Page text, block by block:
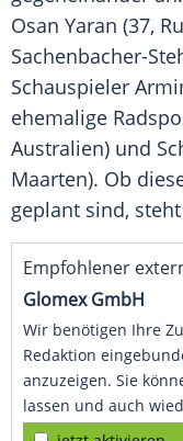
Osan Yaran (37,
Sachenbacher-
Schauspieler
ehemalige
Australien) und
Maarten). Ob
geplant sind,
Empfohlener
Glomex GmbH
Wir benötigen Ihre
Redaktion
anzuzeigen. Sie
lassen und auch